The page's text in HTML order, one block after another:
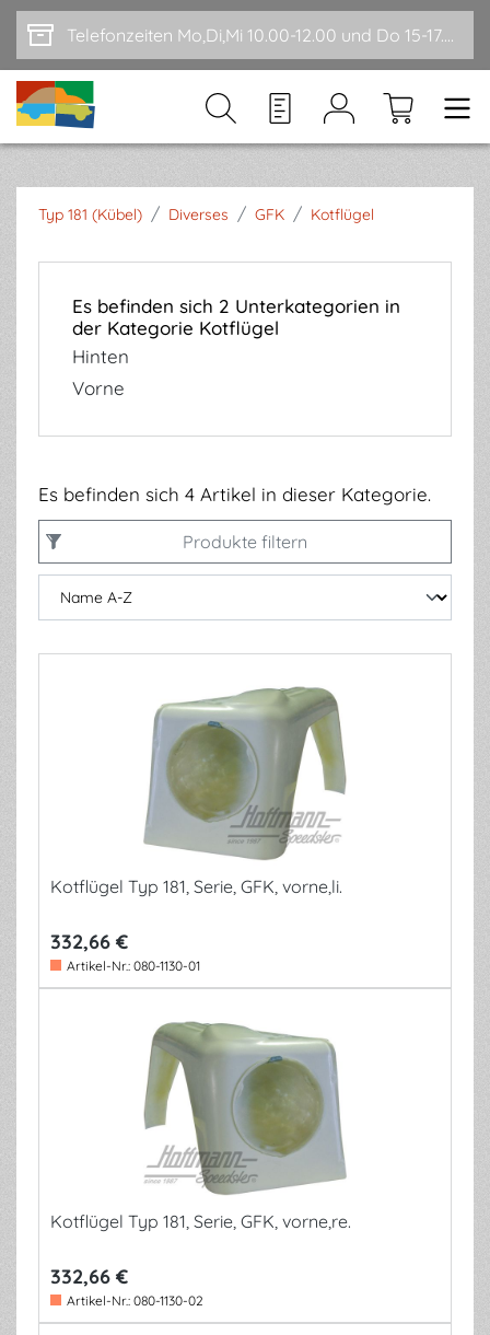
Zum Hauptinhalt springen Telefonzeiten Mo,Di,Mi 10.00-12.00 und Do 15-17.00
Typ 181 (Kübel) / Diverses / GFK / Kotflügel
Es befinden sich 2 Unterkategorien in
der Kategorie Kotflügel
Hinten
Vorne
Es befinden sich 4 Artikel in dieser Kategorie.
Produkte filtern
Kotflügel Typ 181, Serie, GFK, vorne,li.
332,66 €
Artikel-Nr.: 080-1130-01
Kotflügel Typ 181, Serie, GFK, vorne,re.
332,66 €
Artikel-Nr.: 080-1130-02